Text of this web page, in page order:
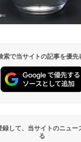
索で当サイトの記事を優先
して、当サイトのニュー
る